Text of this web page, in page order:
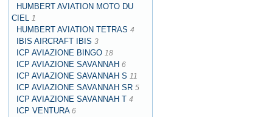
HUMBERT AVIATION MOTO DU
CIEL 1
HUMBERT AVIATION TETRAS 4
IBIS AIRCRAFT IBIS 3
ICP AVIAZIONE BINGO 18
ICP AVIAZIONE SAVANNAH6
ICP AVIAZIONE SAVANNAH S 11
ICP AVIAZIONE SAVANNAH SR 5
ICP AVIAZIONE SAVANNAH T 4
ICP VENTURA 6